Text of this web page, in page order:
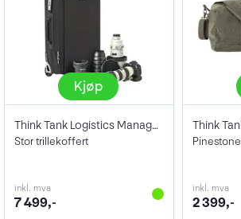
Kjøp
Think Tank Logistics Manager 30 V2.0
Stor trillekoffert
inkl. mva
7 499,-
Pinestone
inkl. mva
2 399,-